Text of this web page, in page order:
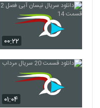
۰۰:۲۲
۰۱:۰۴